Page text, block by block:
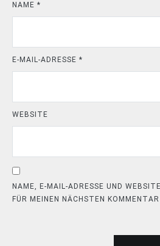
NAME *
E-MAIL-ADRESSE *
WEBSITE
NAME, E-MAIL-ADRESSE UND
FÜR MEINEN NÄCHSTEN